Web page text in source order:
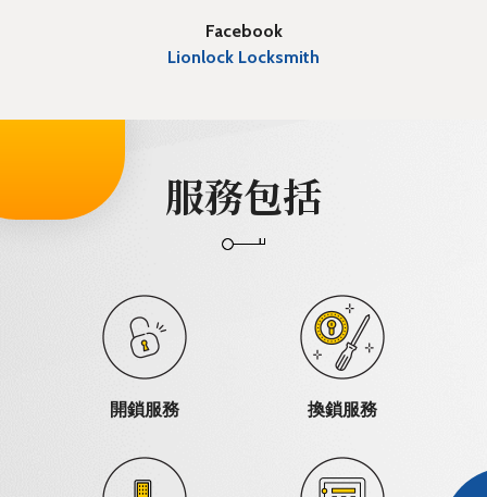
Facebook
Lionlock Locksmith
服務包括
開鎖服務 換鎖服務